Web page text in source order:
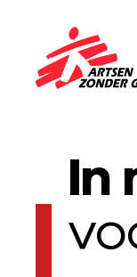
Sla navigatie
N
In